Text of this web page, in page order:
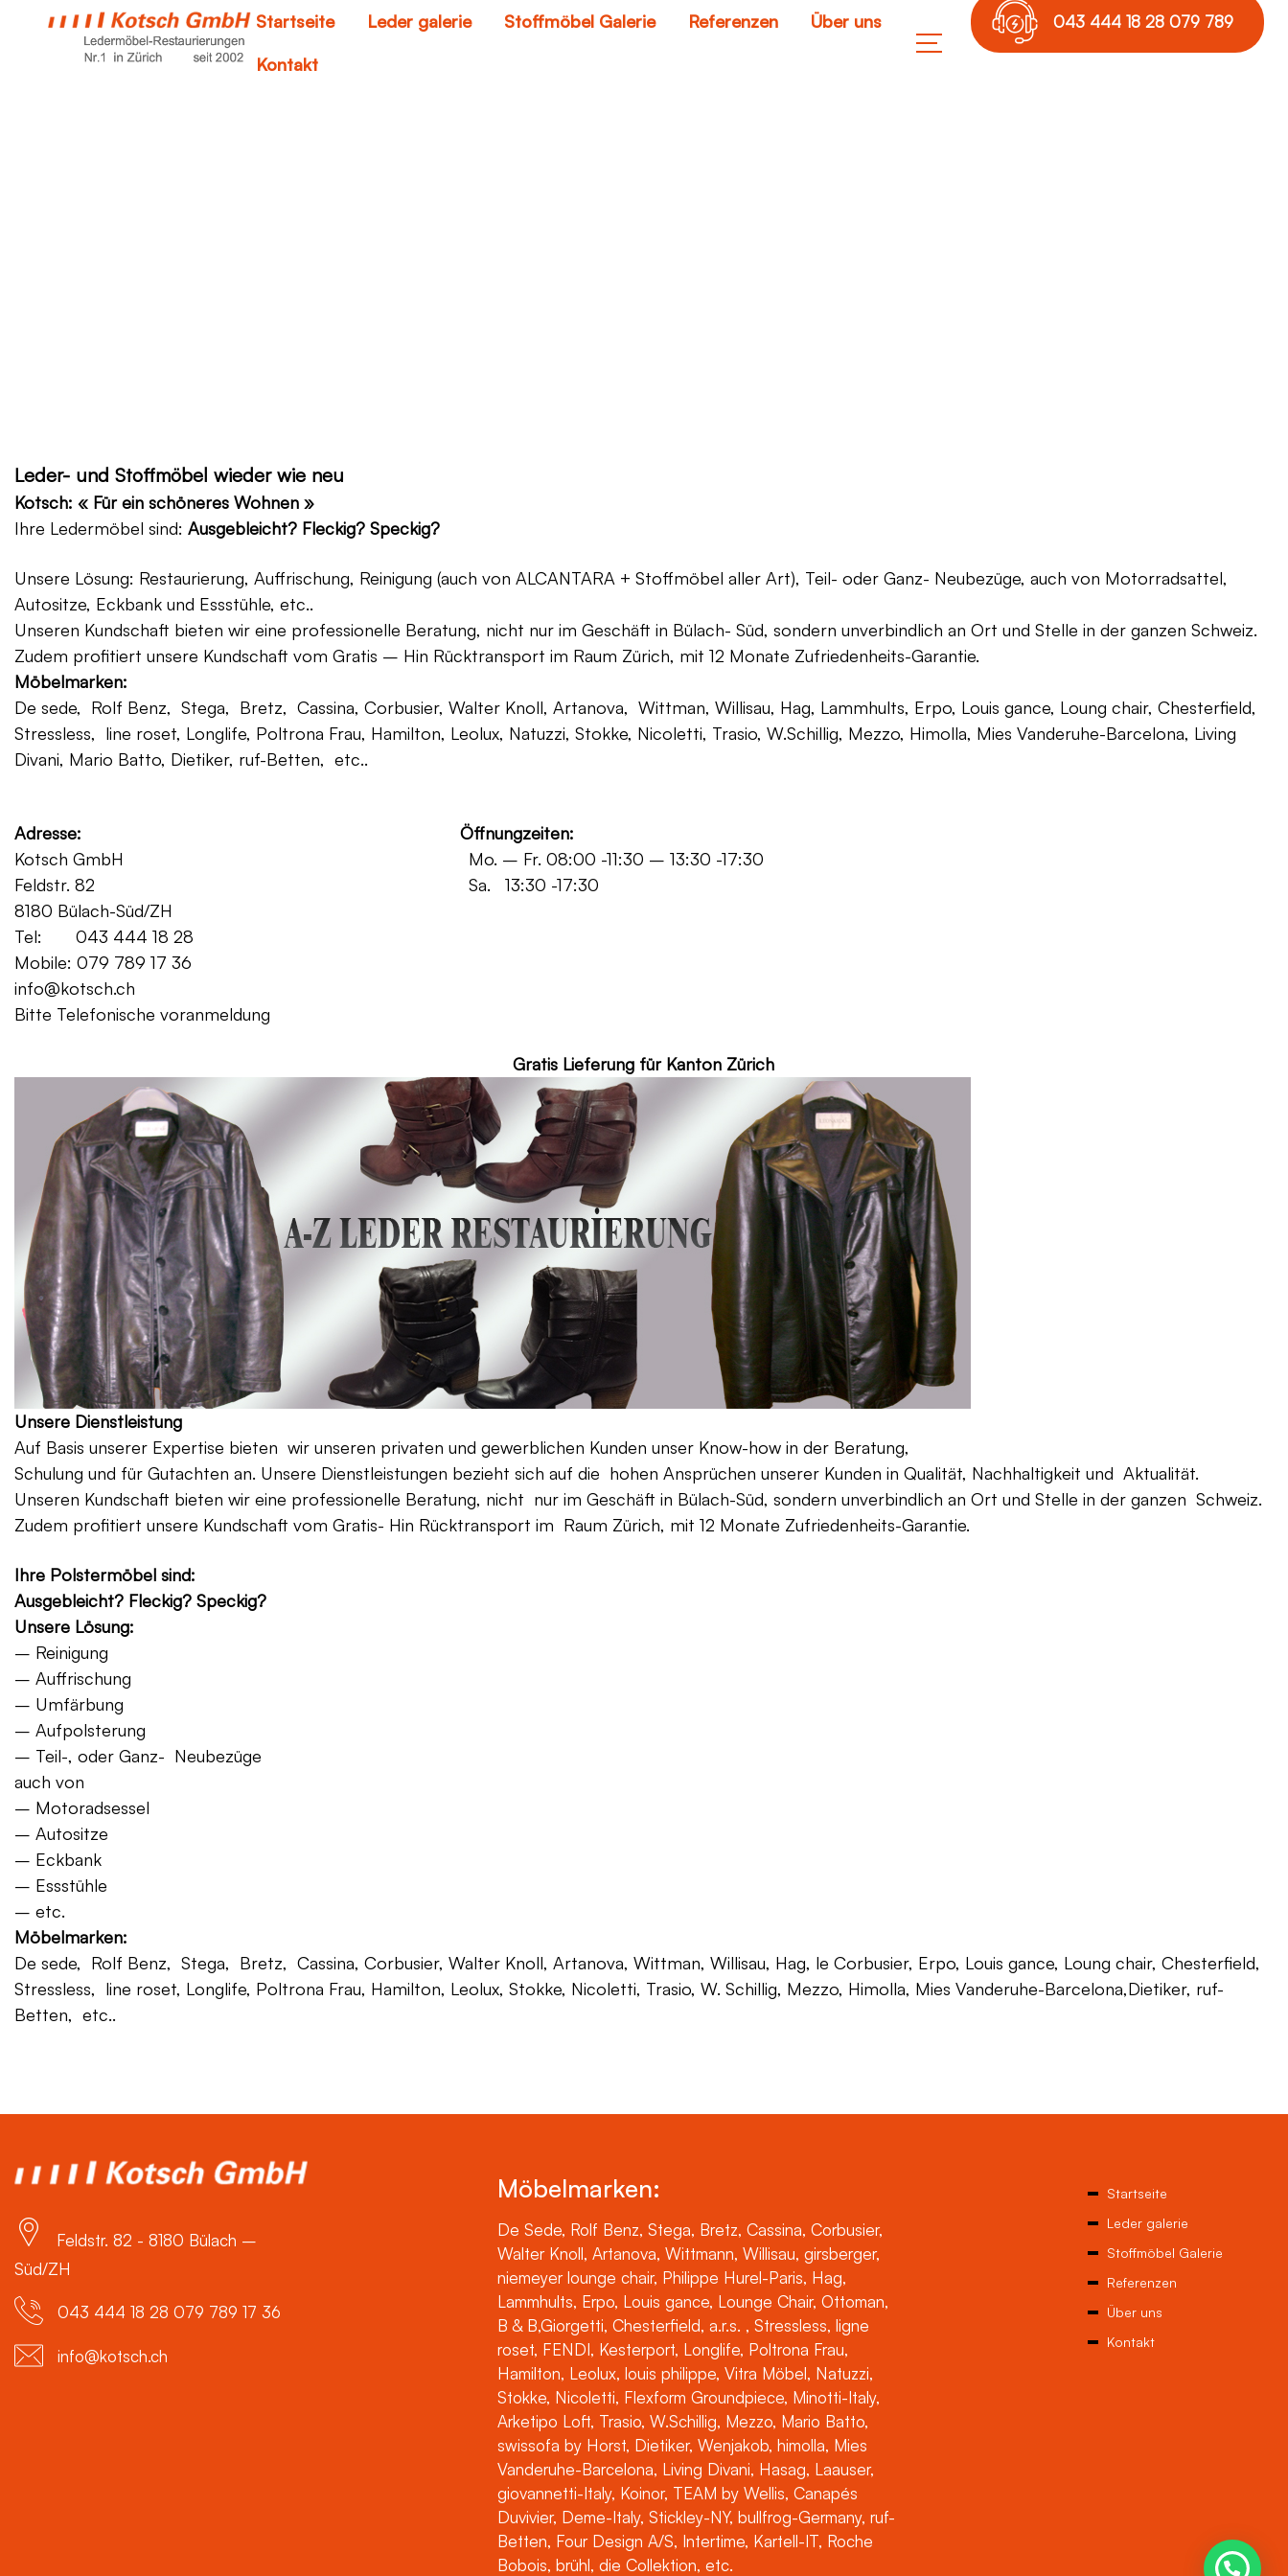
Startseite Leder galerie Stoffmöbel Galerie Referenzen Über uns
Kontakt
043 444 18 28 079 789
Leder- und Stoffmöbel wieder wie neu
Kotsch: « Für ein schöneres Wohnen »
Ihre Ledermöbel sind: Ausgebleicht? Fleckig? Speckig?
Unsere Lösung: Restaurierung, Auffrischung, Reinigung (auch von ALCANTARA + Stoffmöbel aller Art), Teil- oder Ganz- Neubezüge, auch von Motorradsattel,
Autositze, Eckbank und Essstühle, etc..
Unseren Kundschaft bieten wir eine professionelle Beratung, nicht nur im Geschäft in Bülach- Süd, sondern unverbindlich an Ort und Stelle in der ganzen Schweiz.
Zudem profitiert unsere Kundschaft vom Gratis – Hin Rücktransport im Raum Zürich, mit 12 Monate Zufriedenheits-Garantie.
Möbelmarken:
De sede, Rolf Benz, Stega, Bretz, Cassina, Corbusier, Walter Knoll, Artanova, Wittman, Willisau, Hag, Lammhults, Erpo, Louis gance, Loung chair, Chesterfield,
Stressless, line roset, Longlife, Poltrona Frau, Hamilton, Leolux, Natuzzi, Stokke, Nicoletti, Trasio, W.Schillig, Mezzo, Himolla, Mies Vanderuhe-Barcelona, Living
Divani, Mario Batto, Dietiker, ruf-Betten, etc..
Adresse:
Öffnungzeiten:
Kotsch GmbH Mo. – Fr. 08:00 -11:30 – 13:30 -17:30
Feldstr. 82 Sa. 13:30 -17:30
8180 Bülach-Süd/ZH
Tel: 043 444 18 28
Mobile: 079 789 17 36
info@kotsch.ch
Bitte Telefonische voranmeldung
Gratis Lieferung für Kanton Zürich
Unsere Dienstleistung
Auf Basis unserer Expertise bieten wir unseren privaten und gewerblichen Kunden unser Know-how in der Beratung,
Schulung und für Gutachten an. Unsere Dienstleistungen bezieht sich auf die hohen Ansprüchen unserer Kunden in Qualität, Nachhaltigkeit und Aktualität.
Unseren Kundschaft bieten wir eine professionelle Beratung, nicht nur im Geschäft in Bülach-Süd, sondern unverbindlich an Ort und Stelle in der ganzen Schweiz.
Zudem profitiert unsere Kundschaft vom Gratis- Hin Rücktransport im Raum Zürich, mit 12 Monate Zufriedenheits-Garantie.
Ihre Polstermöbel sind:
Ausgebleicht? Fleckig? Speckig?
Unsere Lösung:
– Reinigung
– Auffrischung
– Umfärbung
– Aufpolsterung
– Teil-, oder Ganz- Neubezüge
auch von
– Motoradsessel
– Autositze
– Eckbank
– Essstühle
– etc.
Möbelmarken:
De sede, Rolf Benz, Stega, Bretz, Cassina, Corbusier, Walter Knoll, Artanova, Wittman, Willisau, Hag, le Corbusier, Erpo, Louis gance, Loung chair, Chesterfield,
Stressless, line roset, Longlife, Poltrona Frau, Hamilton, Leolux, Stokke, Nicoletti, Trasio, W. Schillig, Mezzo, Himolla, Mies Vanderuhe-Barcelona,Dietiker, ruf-
Betten, etc..
Feldstr. 82 - 8180 Bülach –
Süd/ZH
043 444 18 28 079 789 17 36
info@kotsch.ch
Möbelmarken:
De Sede, Rolf Benz, Stega, Bretz, Cassina, Corbusier,
Walter Knoll, Artanova, Wittmann, Willisau, girsberger,
niemeyer lounge chair, Philippe Hurel-Paris, Hag,
Lammhults, Erpo, Louis gance, Lounge Chair, Ottoman,
B & B,Giorgetti, Chesterfield, a.r.s. , Stressless, ligne
roset, FENDI, Kesterport, Longlife, Poltrona Frau,
Hamilton, Leolux, louis philippe, Vitra Möbel, Natuzzi,
Stokke, Nicoletti, Flexform Groundpiece, Minotti-Italy,
Arketipo Loft, Trasio, W.Schillig, Mezzo, Mario Batto,
swissofa by Horst, Dietiker, Wenjakob, himolla, Mies
Vanderuhe-Barcelona, Living Divani, Hasag, Laauser,
giovannetti-Italy, Koinor, TEAM by Wellis, Canapés
Duvivier, Deme-Italy, Stickley-NY, bullfrog-Germany, ruf-
Betten, Four Design A/S, Intertime, Kartell-IT, Roche
Bobois, brühl, die Collektion, etc.
Startseite
Leder galerie
Stoffmöbel Galerie
Referenzen
Über uns
Kontakt